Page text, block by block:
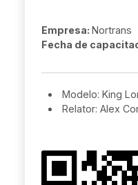
Empresa: Nortrans
Fecha de
Modelo: King
Relator: Alex